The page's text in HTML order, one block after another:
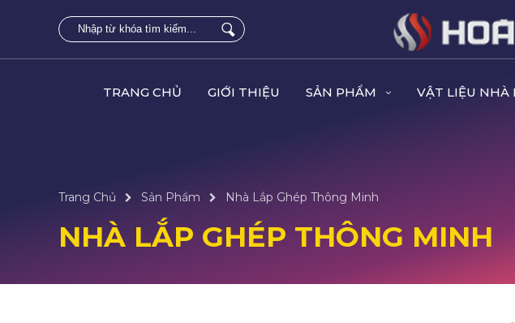
TRANG CHỦ GIỚI THIỆU SẢN PHẨM VẬT LIỆU NHÀ
Trang Chủ Sản Phẩm Nhà Lắp Ghép Thông Minh
NHÀ LẮP GHÉP THÔNG MINH